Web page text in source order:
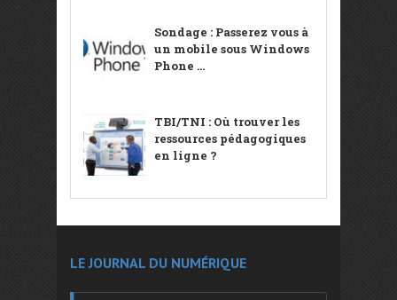
Sondage : Passerez vous à
un mobile sous Windows
Phone ...
TBI/TNI : Où trouver les
ressources pédagogiques
en ligne ?
LE JOURNAL DU NUMÉRIQUE